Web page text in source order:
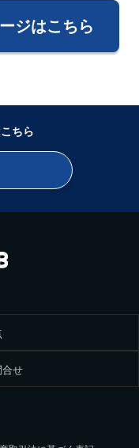
ジはこちら
ちら
合せ